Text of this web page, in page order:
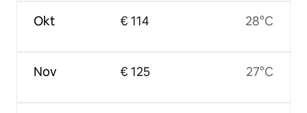
Okt
Nov
€ 114
€ 125
28°C
27°C